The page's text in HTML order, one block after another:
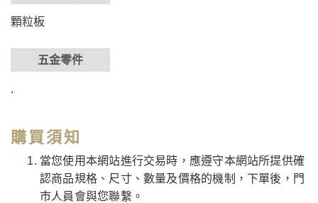
顆粒板
五金零件
.
購買須知
當您使用本網站進行交易時，應遵守本網站所提供確
認商品規格、尺寸、數量及價格的機制，下單後，門
市人員會與您聯繫。